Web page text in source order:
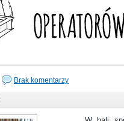
Brak komentarzy